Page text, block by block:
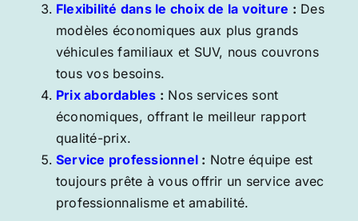
Flexibilité dans le choix de la voiture : Des
modèles économiques aux plus grands
véhicules familiaux et SUV, nous couvrons
tous vos besoins.
Prix abordables : Nos services sont
économiques, offrant le meilleur rapport
qualité-prix.
Service professionnel : Notre équipe est
toujours prête à vous offrir un service avec
professionnalisme et amabilité.